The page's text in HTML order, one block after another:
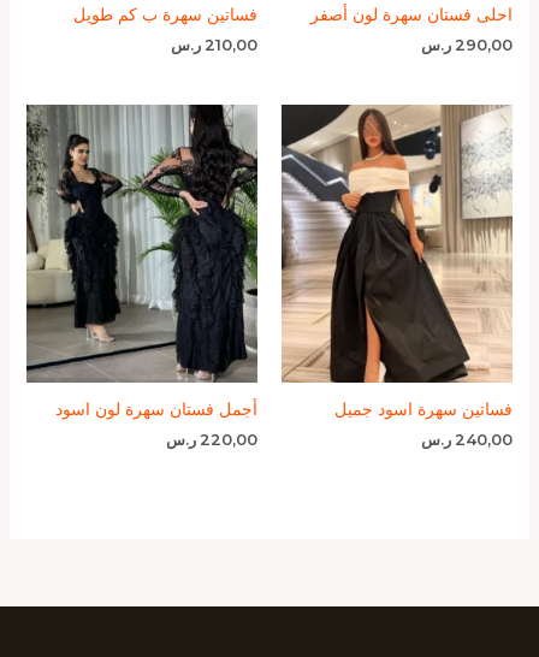
احلى فستان سهرة لون أصفر
290,00 ر.س
فساتين سهرة ب كم طويل
210,00 ر.س
فساتين سهرة اسود جميل
240,00 ر.س
أجمل فستان سهرة لون اسود
220,00 ر.س